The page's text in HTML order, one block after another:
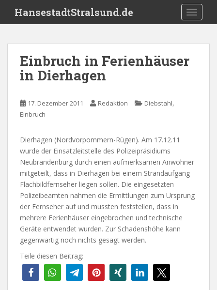
i
HansestadtStralsund.de
Einbruch in Ferienhäuser
in Dierhagen
17. Dezember 2011 Redaktion Diebstahl,
Einbruch
Dierhagen (Nordvorpommern-Rügen). Am 17.12.11
wurde der Einsatzleitstelle des Polizeipräsidiums
Neubrandenburg durch einen aufmerksamen Anwohner
mitgeteilt, dass in Dierhagen bei einem Strandaufgang
Flachbildfernseher liegen sollen. Die eingesetzten
Polizeibeamten nahmen die Ermittlungen zum Ursprung
der Fernseher auf und mussten feststellen, dass in
mehrere Ferienhäuser eingebrochen und technische
Geräte entwendet wurden. Zur Schadenshöhe kann
gegenwärtig noch nichts gesagt werden.
Teile diesen Beitrag: